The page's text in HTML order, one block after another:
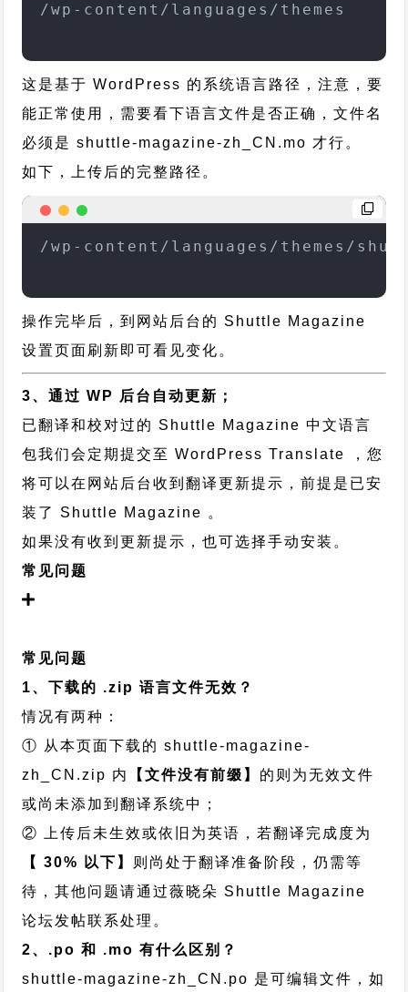
/wp-content/languages/themes
这是基于 WordPress 的系统语言路径，注意，要
能正常使用，需要看下语言文件是否正确，文件名
必须是 shuttle-magazine-zh_CN.mo 才行。
如下，上传后的完整路径。
/wp-content/languages/themes/
操作完毕后，到网站后台的 Shuttle Magazine
设置页面刷新即可看见变化。
3、通过 WP 后台自动更新；
已翻译和校对过的 Shuttle Magazine 中文语言
包我们会定期提交至 WordPress Translate ，您
将可以在网站后台收到翻译更新提示，前提是已安
装了 Shuttle Magazine 。
如果没有收到更新提示，也可选择手动安装。
常见问题
常见问题
1、下载的 .zip 语言文件无效？
情况有两种：
① 从本页面下载的 shuttle-magazine-
zh_CN.zip 内
【文件没有前缀】 的则为无效文件
或尚未添加到翻译系统中；
② 上传后未生效或依旧为英语，若翻译完成度为
【 30% 以下】 则尚处于翻译准备阶段，仍需等
待，其他问题请通过薇晓朵 Shuttle Magazine
论坛发帖联系处理。
2、.po 和 .mo 有什么区别？
shuttle-magazine-zh_CN.po 是可编辑文件，如